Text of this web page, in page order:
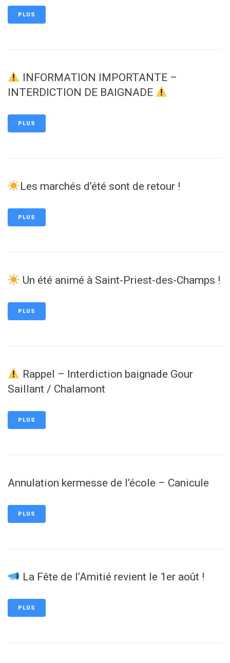
PLUS
INFORMATION IMPORTANTE –
INTERDICTION DE BAIGNADE
PLUS
Les marchés d’été sont de retour !
PLUS
Un été animé à Saint-Priest-des-Champs !
PLUS
Rappel – Interdiction baignade Gour
Saillant / Chalamont
PLUS
Annulation kermesse de l’école – Canicule
PLUS
La Fête de l’Amitié revient le 1er août !
PLUS